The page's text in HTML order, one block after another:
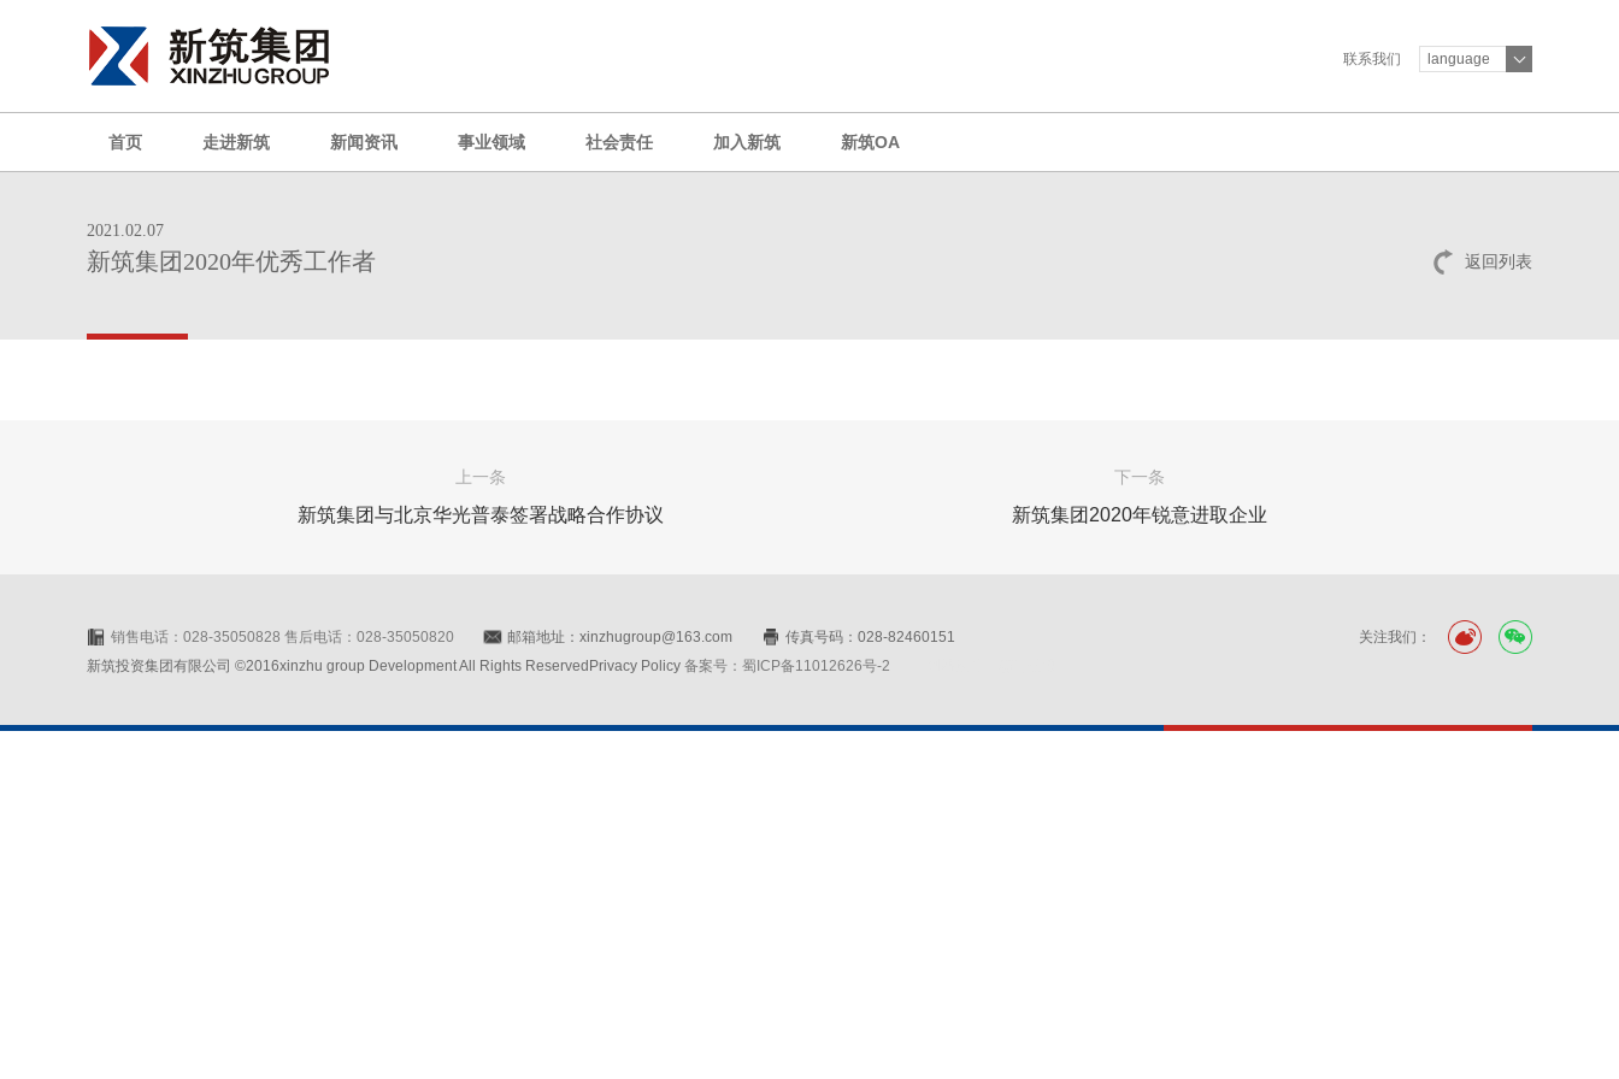
联系我们 language
首页 走进新筑 新闻资讯 事业领域 社会责任 加入新筑 新筑OA
返回列表
2021.02.07
新筑集团2020年优秀工作者
上一条
新筑集团与北京华光普泰签署战略合作协议
下一条
新筑集团2020年锐意进取企业
关注我们：
销售电话：028-35050828 售后电话：028-35050820 邮箱地址：xinzhugroup@163.com
传真号码：028-82460151
新筑投资集团有限公司 ©2016xinzhu group Development All Rights ReservedPrivacy Policy 备案号：蜀ICP备11012626号-2